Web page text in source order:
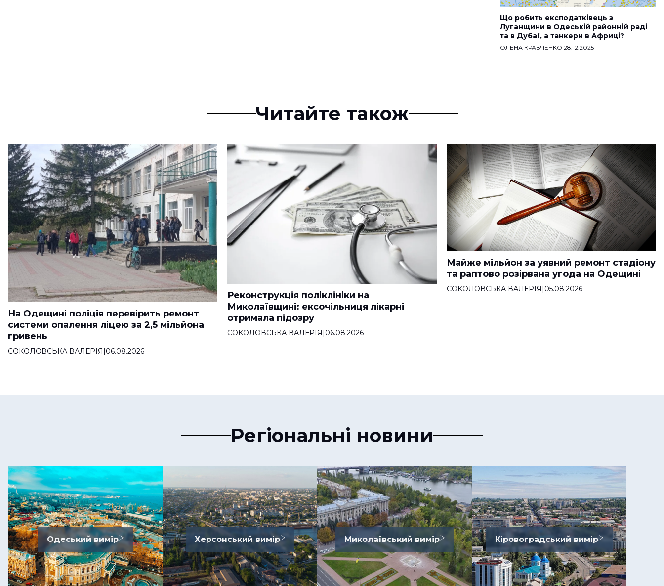
Що робить експодатківець з
Луганщини в Одеській районній раді
та в Дубаї, а танкери в Африці?
ОЛЕНА КРАВЧЕНКО|28.12.2025
Читайте також
На Одещині поліція перевірить ремонт
системи опалення ліцею за 2,5 мільйона
гривень
СОКОЛОВСЬКА ВАЛЕРІЯ|06.08.2026
Реконструкція поліклініки на
Миколаївщині: ексочільниця лікарні
отримала підозру
СОКОЛОВСЬКА ВАЛЕРІЯ|06.08.2026
Майже мільйон за уявний ремонт стадіону
та раптово розірвана угода на Одещині
СОКОЛОВСЬКА ВАЛЕРІЯ|05.08.2026
Регіональні новини
Одеський вимір Херсонський вимір Миколаївський вимір Кіровоградський вимір